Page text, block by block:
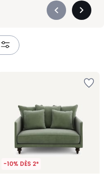
Précédent
-10% DÈS 2*